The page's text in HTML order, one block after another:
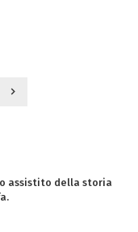
assistito della storia